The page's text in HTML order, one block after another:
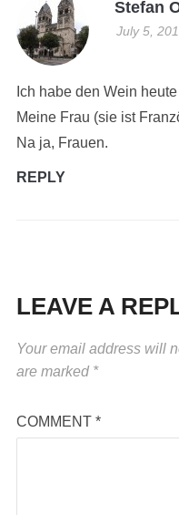
Stefan
July 5,
Ich habe den Wein
Meine Frau (sie ist
Na ja, Frauen.
REPLY
LEAVE A
Your email address will
are marked *
COMMENT *